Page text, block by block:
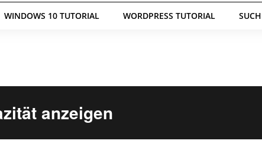
WINDOWS 10 TUTORIAL WORDPRESS TUTORIAL
anzeigen